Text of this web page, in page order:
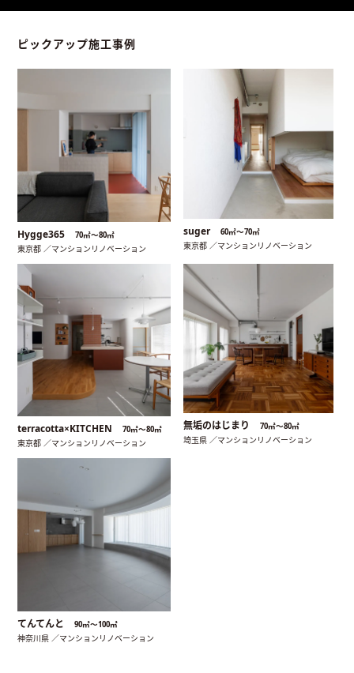
ピックアップ施工事例
Hygge365 70㎡〜80㎡
東京都 ／マンションリノベーション
suger 60㎡〜70㎡
東京都 ／マンションリノベーション
terracotta×KITCHEN 70㎡〜80㎡
東京都 ／マンションリノベーション
無垢のはじまり 70㎡〜80㎡
埼玉県 ／マンションリノベーション
てんてんと 90㎡〜100㎡
神奈川県 ／マンションリノベーション